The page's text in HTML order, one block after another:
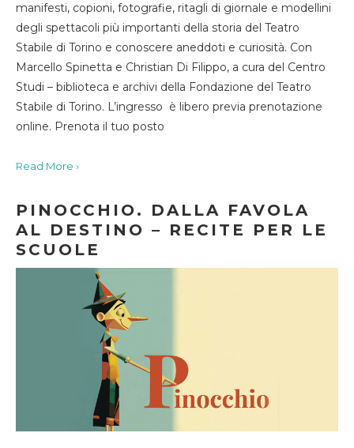
manifesti, copioni, fotografie, ritagli di giornale e modellini
degli spettacoli più importanti della storia del Teatro
Stabile di Torino e conoscere aneddoti e curiosità. Con
Marcello Spinetta e Christian Di Filippo, a cura del Centro
Studi – biblioteca e archivi della Fondazione del Teatro
Stabile di Torino. L’ingresso è libero previa prenotazione
online. Prenota il tuo posto
Read More ›
PINOCCHIO. DALLA FAVOLA
AL DESTINO – RECITE PER LE
SCUOLE